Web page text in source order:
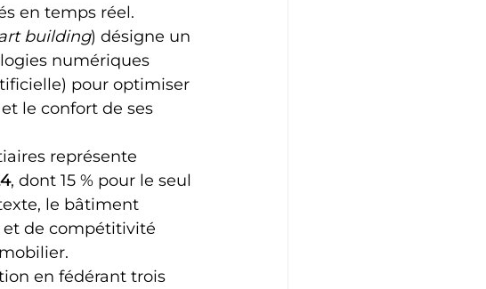
en temps réel.
building) désigne un
numériques
pour optimiser
le confort de ses
représente
, dont 15 % pour le seul
le bâtiment
de compétitivité
en fédérant trois